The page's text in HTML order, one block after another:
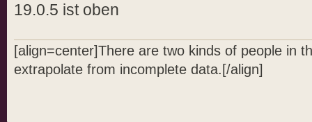
19.0.5 ist oben
[align=center]There are two kinds of people in
extrapolate from incomplete data.[/align]